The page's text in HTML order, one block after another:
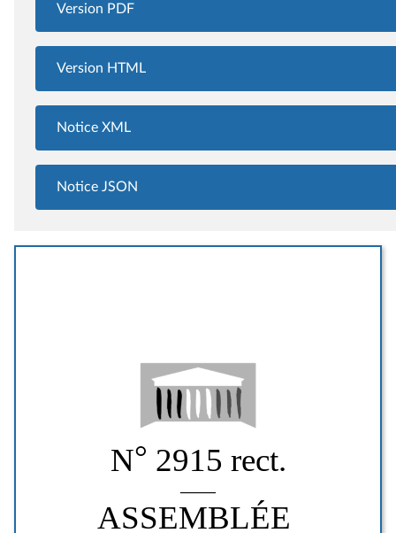
Version PDF
Version HTML
Notice XML
Notice JSON